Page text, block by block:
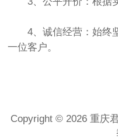
4、诚信经营：始终
一位客户。
Copyright © 2026 重庆